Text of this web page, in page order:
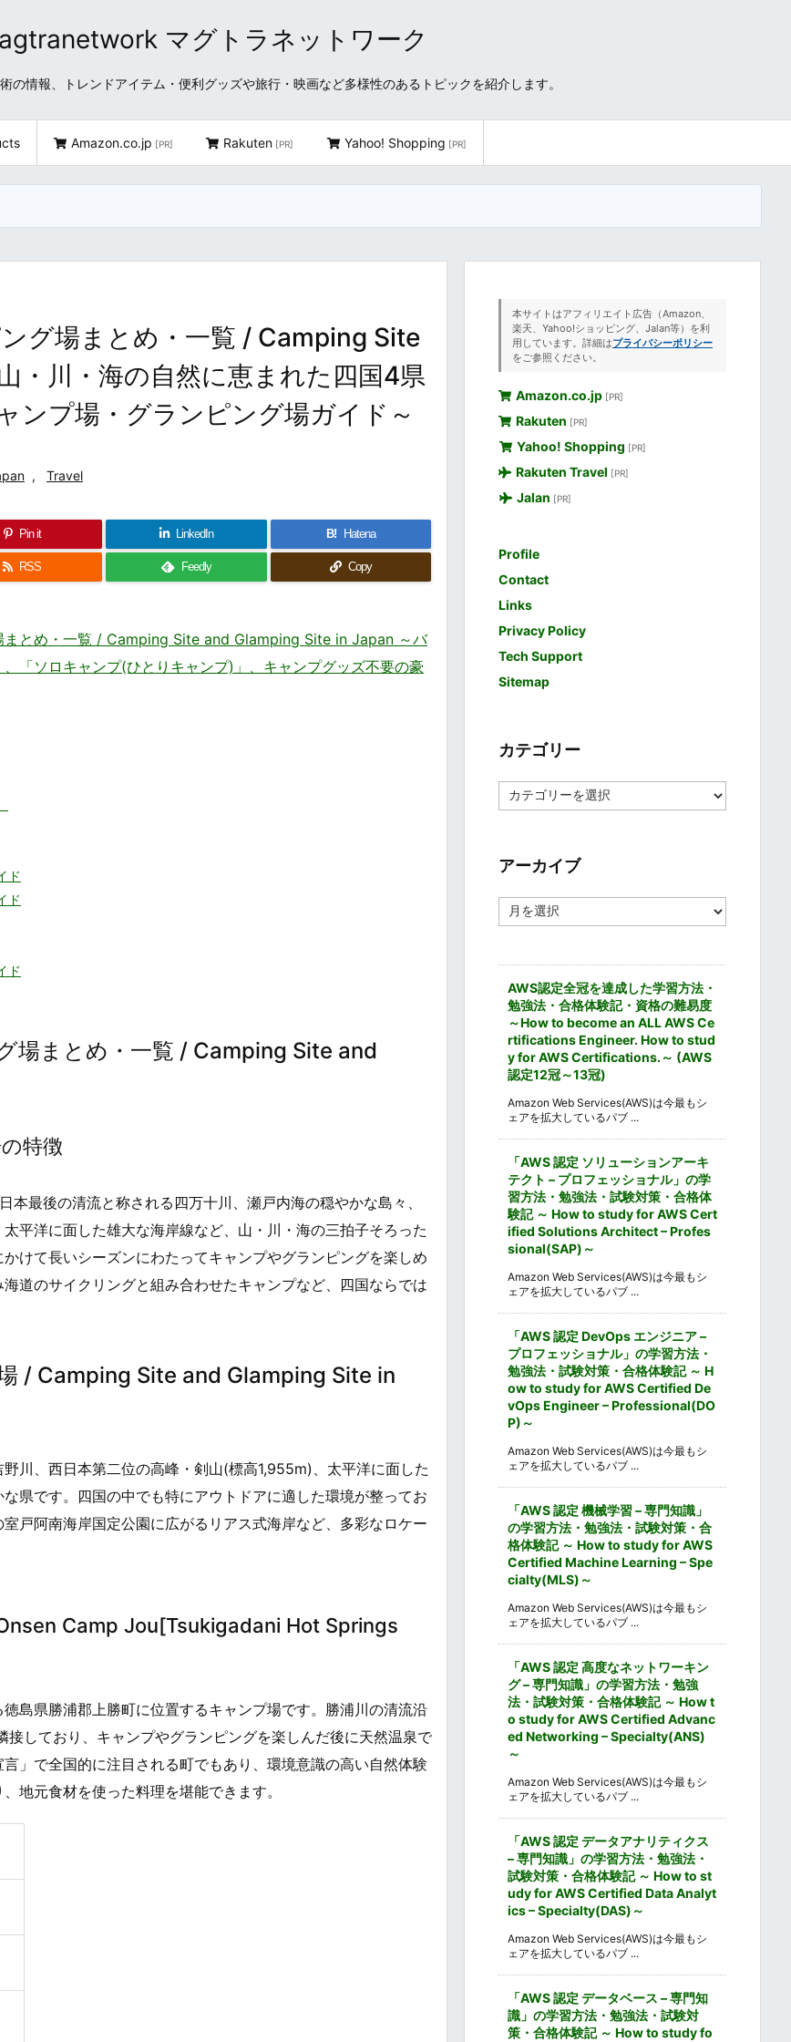
マグトラネットワーク
の情報、トレンドアイテム・便利グッズや旅行・映画など多様性のあるトピックを紹介します。
Amazon.co.jp [PR] Rakuten [PR] Yahoo! Shopping [PR]
グ場まとめ・一覧 / Camping Site
・川・海の自然に恵まれた四国4県
ンプ場・グランピング場ガイド～
, Travel
Pin it LinkedIn B! Hatena
RSS Feedly Copy
まとめ・一覧 / Camping Site and Glamping Site in Japan ～バ
「ソロキャンプ(ひとりキャンプ)」、キャンプグッズ不要の豪
ド
ド
ド
場まとめ・一覧 / Camping Site and
特徴
最後の清流と称される四万十川、瀬戸内海の穏やかな島々、
平洋に面した雄大な海岸線など、山・川・海の三拍子そろった
けて長いシーズンにわたってキャンプやグランピングを楽しめ
道のサイクリングと組み合わせたキャンプなど、四国ならでは
/ Camping Site and Glamping Site in
川、西日本第二位の高峰・剣山(標高1,955m)、太平洋に面した
県です。四国の中でも特にアウトドアに適した環境が整ってお
戸阿南海岸国定公園に広がるリアス式海岸など、多彩なロケー
Camp Jou[Tsukigadani Hot Springs
島県勝浦郡上勝町に位置するキャンプ場です。勝浦川の清流沿
しており、キャンプやグランピングを楽しんだ後に天然温泉で
」で全国的に注目される町でもあり、環境意識の高い自然体験
地元食材を使った料理を堪能できます。
本サイトはアフィリエイト広告（Amazon、
楽天、Yahoo!ショッピング、Jalan等）を利
用しています。詳細はプライバシーポリシー
をご参照ください。
Amazon.co.jp [PR]
Rakuten [PR]
Yahoo! Shopping [PR]
Rakuten Travel [PR]
Jalan [PR]
Profile
Contact
Links
Privacy Policy
Tech Support
Sitemap
カテゴリー
テ
ー
アーカイブ
ー
AWS認定全冠を達成した学習方法・
勉強法・合格体験記・資格の難易度
～How to become an ALL AWS Ce
rtifications Engineer. How to stud
y for AWS Certifications.～ (AWS
認定12冠～13冠)
Amazon Web Services(AWS)は今最もシ
ェアを拡大しているパブ ...
「AWS 認定 ソリューションアーキ
テクト – プロフェッショナル」の学
習方法・勉強法・試験対策・合格体
験記 ～ How to study for AWS Cert
ified Solutions Architect – Profes
sional(SAP)～
Amazon Web Services(AWS)は今最もシ
ェアを拡大しているパブ ...
「AWS 認定 DevOps エンジニア –
プロフェッショナル」の学習方法・
勉強法・試験対策・合格体験記 ～ H
ow to study for AWS Certified De
vOps Engineer – Professional(DO
P)～
Amazon Web Services(AWS)は今最もシ
ェアを拡大しているパブ ...
「AWS 認定 機械学習 – 専門知識」
の学習方法・勉強法・試験対策・合
格体験記 ～ How to study for AWS
Certified Machine Learning – Spe
cialty(MLS)～
Amazon Web Services(AWS)は今最もシ
ェアを拡大しているパブ ...
「AWS 認定 高度なネットワーキン
グ – 専門知識」の学習方法・勉強
法・試験対策・合格体験記 ～ How t
o study for AWS Certified Advanc
ed Networking – Specialty(ANS)
～
Amazon Web Services(AWS)は今最もシ
ェアを拡大しているパブ ...
「AWS 認定 データアナリティクス
– 専門知識」の学習方法・勉強法・
試験対策・合格体験記 ～ How to st
udy for AWS Certified Data Analyt
ics – Specialty(DAS)～
Amazon Web Services(AWS)は今最もシ
ェアを拡大しているパブ ...
「AWS 認定 データベース – 専門知
識」の学習方法・勉強法・試験対
策・合格体験記 ～ How to study fo